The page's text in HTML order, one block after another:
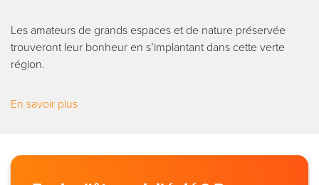
Les amateurs de grands espaces et de nature préservée
trouveront leur bonheur en s’implantant dans cette verte
région.
En savoir plus